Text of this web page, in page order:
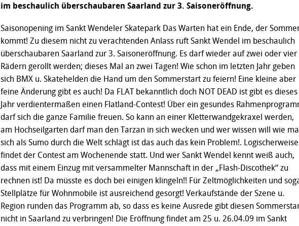
im beschaulich überschaubaren Saarland zur 3. Saisoneröffnung.
Saisonopening im Sankt Wendeler Skatepark Das Warten hat ein Ende, der
kommt! Zu diesem nicht zu verachtenden Anlass ruft Sankt Wendel im beschaulich
überschaubaren Saarland zur 3. Saisoneröffnung. Es darf wieder auf zwei oder vier
Rädern gerollt werden; dieses Mal an zwei Tagen! Wie schon im letzten Jahr geben
sich BMX u. Skatehelden die Hand um den Sommerstart zu feiern! Eine kleine aber
feine Änderung gibt es auch! Da FLAT bekanntlich doch NOT DEAD ist gibt es dieses
Jahr verdientermaßen einen Flatland-Contest! Über ein gesundes
darf sich die ganze Familie freuen. So kann an einer Kletterwandgekraxel werden,
am Hochseilgarten darf man den Tarzan in sich wecken und wer wissen will wie
sich als Sumo durch die Welt schlägt ist das auch das kein Problem!. Logischerweise
findet der Contest am Wochenende statt. Und wer Sankt Wendel kennt weiß auch,
dass mit einem Einzug mit versammelter Mannschaft in der „Flash-Discothek“ zu
rechnen ist! Da müsste es doch bei einigen klingeln!! Für Zeltmöglichkeiten und
Stellplätze für Wohnmobile ist ausreichend gesorgt! Verkaufstände der Szene u.
Region runden das Programm ab, so dass es keine Ausrede gibt diesen
nicht in Saarland zu verbringen! Die Eröffnung findet am 25 u. 26.04.09 im Sankt